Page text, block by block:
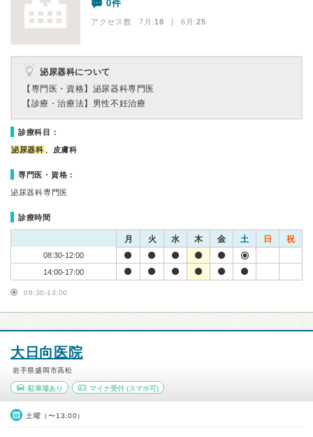
0件
アクセス数 7月:18 | 6月:25
泌尿器科について
【専門医・資格】 泌尿器科専門医
【診療・治療法】 男性不妊治療
診療科目：
泌尿器科 、皮膚科
専門医・資格：
泌尿器科専門医
診療時間
月 火 水 木 金 土 日 祝
08:30-12:00
14:00-17:00
08:30-13:00
大日向医院
岩手県盛岡市高松
駐車場あり マイナ受付(スマホ可)
土曜（〜13:00）